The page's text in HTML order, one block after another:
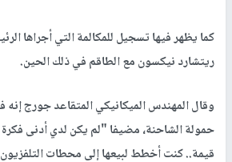
كما يظهر فيها تسجيل للمكالمة التي أجراها
ريتشارد نيكسون مع الطاقم في ذلك الحين.
وقال المهندس الميكانيكي المتقاعد جورج
حمولة الشاحنة، مضيفا "لم يكن لدي أدنى
قيمة.. كنت أخطط لبيعها إلى محطات